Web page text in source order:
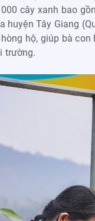
cây xanh bao
huyện Tây Giang
hộ, giúp bà
trường.